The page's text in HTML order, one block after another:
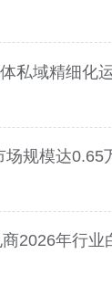
私域精细化
规模达
2026年行业